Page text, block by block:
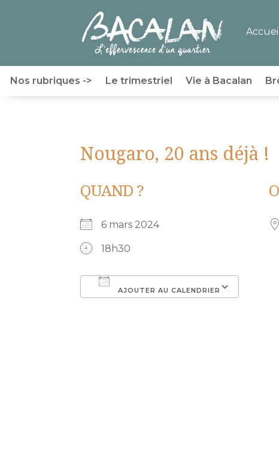
Accueil
Nos rubriques -> Le trimestriel Vie à Bacalan
Nougaro, 20 ans déjà !
QUAND ?
6 mars 2024
18h30
AJOUTER AU CALENDRIER